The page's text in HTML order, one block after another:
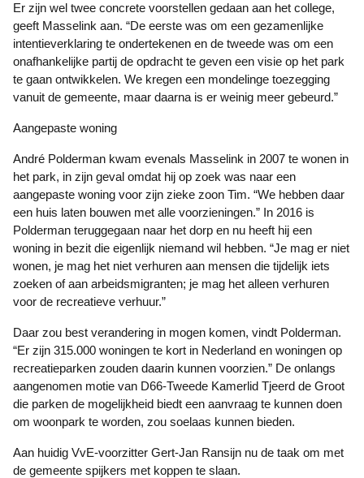
Er zijn wel twee concrete voorstellen gedaan aan het college,
geeft Masselink aan. “De eerste was om een gezamenlijke
intentieverklaring te ondertekenen en de tweede was om een
onafhankelijke partij de opdracht te geven een visie op het park
te gaan ontwikkelen. We kregen een mondelinge toezegging
vanuit de gemeente, maar daarna is er weinig meer gebeurd.”
Aangepaste woning
André Polderman kwam evenals Masselink in 2007 te wonen in
het park, in zijn geval omdat hij op zoek was naar een
aangepaste woning voor zijn zieke zoon Tim. “We hebben daar
een huis laten bouwen met alle voorzieningen.” In 2016 is
Polderman teruggegaan naar het dorp en nu heeft hij een
woning in bezit die eigenlijk niemand wil hebben. “Je mag er niet
wonen, je mag het niet verhuren aan mensen die tijdelijk iets
zoeken of aan arbeidsmigranten; je mag het alleen verhuren
voor de recreatieve verhuur.”
Daar zou best verandering in mogen komen, vindt Polderman.
“Er zijn 315.000 woningen te kort in Nederland en woningen op
recreatieparken zouden daarin kunnen voorzien.” De onlangs
aangenomen motie van D66-Tweede Kamerlid Tjeerd de Groot
die parken de mogelijkheid biedt een aanvraag te kunnen doen
om woonpark te worden, zou soelaas kunnen bieden.
Aan huidig VvE-voorzitter Gert-Jan Ransijn nu de taak om met
de gemeente spijkers met koppen te slaan.